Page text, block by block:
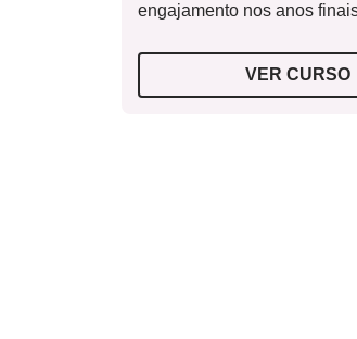
engajamento nos anos
VER CURSO